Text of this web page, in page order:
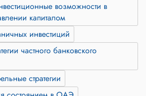
возможности в
капиталом
инвестиций
частного банковского
стратегии